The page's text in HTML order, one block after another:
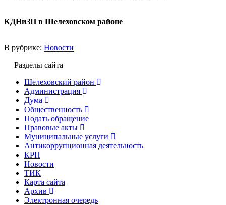
КДНиЗП в Шелеховском районе
В рубрике: Новости
Разделы сайта
Шелеховский район
Администрация
Дума
Общественность
Подать обращение
Правовые акты
Муниципальные услуги
Антикоррупционная деятельность
КРП
Новости
ТИК
Карта сайта
Архив
Электронная очередь